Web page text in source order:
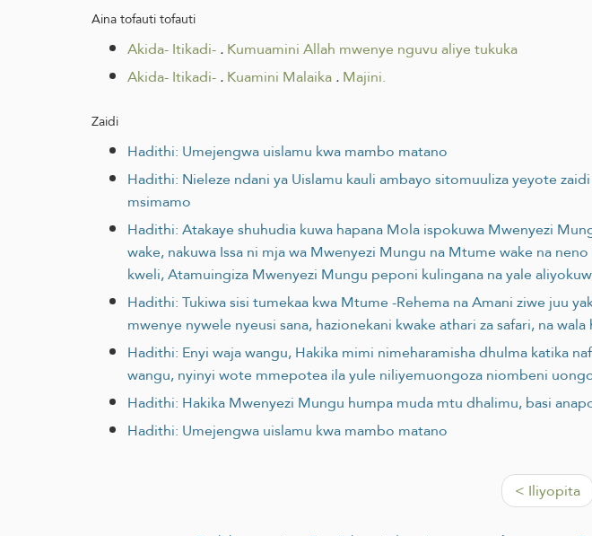
Aina tofauti tofauti
Akida- Itikadi-.Kumuamini Allah mwenye nguvu aliye tukuka
Akida- Itikadi-.Kuamini Malaika.Majini.
Zaidi
Hadithi: Umejengwa uislamu kwa mambo matano
Hadithi: Nieleze ndani ya Uislamu kauli ambayo sitomuuliza yeyote
msimamo
Hadithi: Atakaye shuhudia kuwa hapana Mola ispokuwa Mwenyezi
wake, nakuwa Issa ni mja wa Mwenyezi Mungu na Mtume wake na
kweli, Atamuingiza Mwenyezi Mungu peponi kulingana na yale
Hadithi: Tukiwa sisi tumekaa kwa Mtume -Rehema na Amani ziwe juu
mwenye nywele nyeusi sana, hazionekani kwake athari za safari, na
Hadithi: Enyi waja wangu, Hakika mimi nimeharamisha dhulma katika
wangu, nyinyi wote mmepotea ila yule niliyemuongoza niombeni
Hadithi: Hakika Mwenyezi Mungu humpa muda mtu dhalimu, basi
Hadithi: Umejengwa uislamu kwa mambo matano
< Iliyopita